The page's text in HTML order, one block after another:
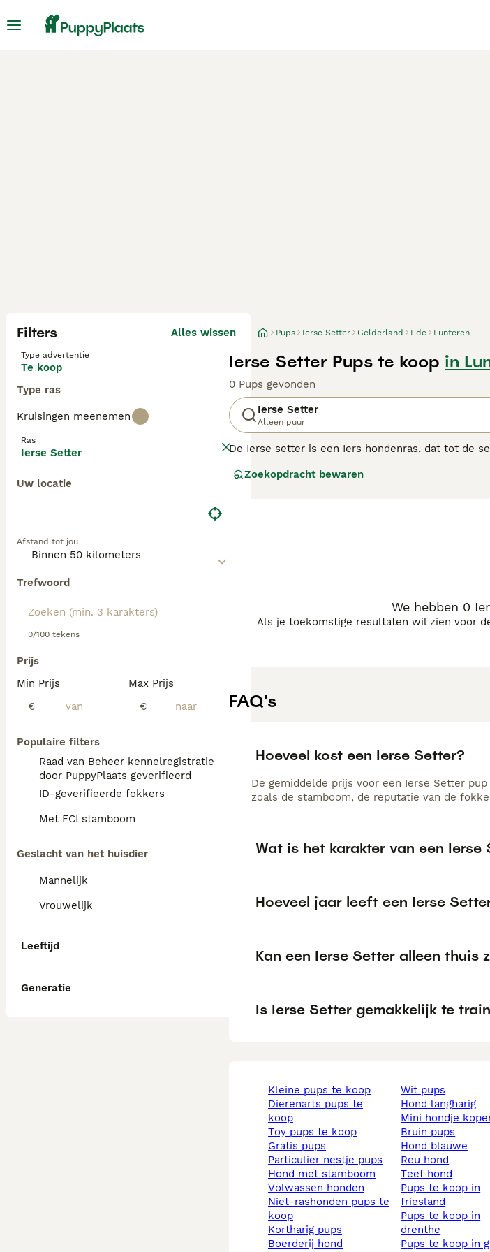
Filters Alles wissen
Type advertentie
Te koop
Type ras
Kruisingen meenemen
Ras
Ierse Setter
Uw locatie
Afstand tot jou
Trefwoord
0/100 tekens
Prijs
Min Prijs
€
Max Prijs
€
Populaire filters
Raad van Beheer kennelregistratie
door PuppyPlaats geverifieerd
ID-geverifieerde fokkers
Met FCI stamboom
Geslacht van het huisdier
Mannelijk
Vrouwelijk
Leeftijd
Generatie
Pups Ierse Setter Gelderland Ede Lunteren
Ierse Setter Pups te koop in
0 Pups gevonden
Ierse Setter
Alleen puur
De Ierse setter is een Iers hondenras, dat tot de
werkhonden.
voor
Zoekopdracht bewaren
We hebben 0
Als je toekomstige resultaten wil zien voor
FAQ's
Hoeveel kost een Ierse Setter?
De gemiddelde prijs voor een Ierse Setter
zoals de stamboom, de reputatie van de
Wat is het karakter van een Ierse
Hoeveel jaar leeft een Ierse
Kan een Ierse Setter alleen thuis
Is Ierse Setter gemakkelijk te
kleine pups te koop
dierenarts pups te
koop
toy pups te koop
gratis pups
particulier nestje pups
hond met stamboom
volwassen honden
niet-rashonden pups te
koop
kortharig pups
boerderij hond
wit pups
hond langharig
mini hondje
bruin pups
hond blauwe
reu hond
teef hond
pups te koop in
friesland
pups te koop in
drenthe
pups te koop in